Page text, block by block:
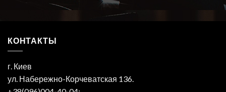
КОНТАКТЫ
г. Киев
ул. Набережно-Корчеватская 136.